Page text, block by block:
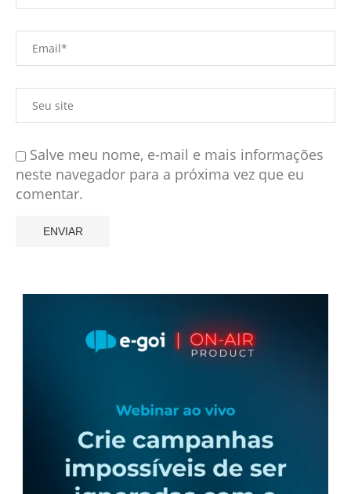
Salve meu nome, e-mail e mais informações
neste navegador para a próxima vez que eu
comentar.